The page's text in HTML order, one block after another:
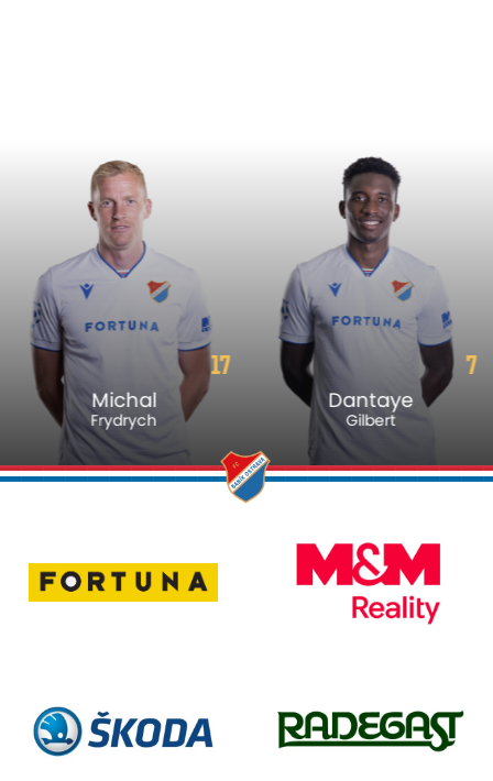
17
Michal
Frydrych
7
Dantaye
Gilbert